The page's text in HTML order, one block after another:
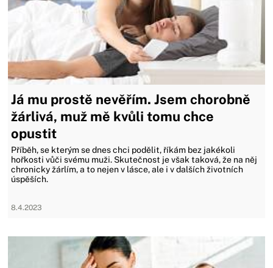
Já mu prostě nevěřím. Jsem chorobně
žárlivá, muž mě kvůli tomu chce
opustit
Příběh, se kterým se dnes chci podělit, říkám bez jakékoli
hořkosti vůči svému muži. Skutečnost je však taková, že na něj
chronicky žárlím, a to nejen v lásce, ale i v dalších životních
úspěších.
8.4.2023